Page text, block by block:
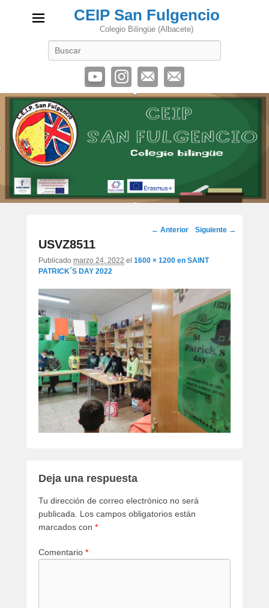
CEIP San Fulgencio
Colegio Bilingüe (Albacete)
Navegación
← Anterior Siguiente →
USVZ8511
Publicado marzo 24, 2022 el 1600 × 1200 en SAINT
PATRICK´S DAY 2022
Deja una respuesta
Tu dirección de correo electrónico no será
publicada.
Los campos obligatorios están
marcados con *
Comentario *